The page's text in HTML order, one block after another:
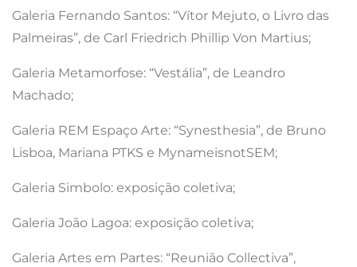
Galeria Fernando Santos: “Vítor Mejuto, o Livro das
Palmeiras”, de Carl Friedrich Phillip Von Martius;
Galeria Metamorfose: “Vestália”, de Leandro
Machado;
Galeria REM Espaço Arte: “Synesthesia”, de Bruno
Lisboa, Mariana PTKS e MynameisnotSEM;
Galeria Simbolo: exposição coletiva;
Galeria João Lagoa: exposição coletiva;
Galeria Artes em Partes: “Reunião Collectiva”,